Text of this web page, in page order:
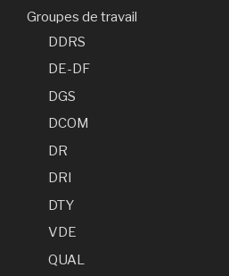
Groupes de travail
DDRS
DE-DF
DGS
DCOM
DR
DRI
DTY
VDE
QUAL